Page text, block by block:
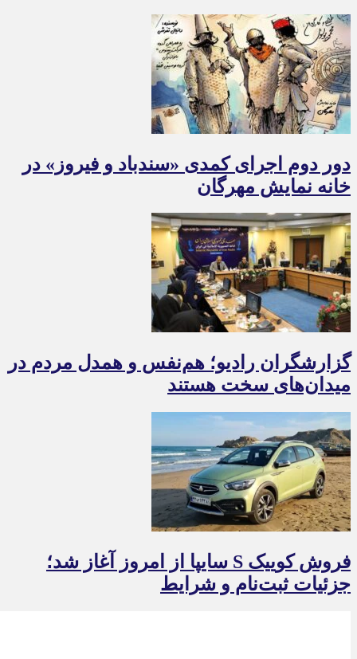
دور دوم اجرای کمدی «سندباد و فیروز» در
خانه نمایش مهرگان
گزارشگران رادیو؛ هم‌نفس و همدل مردم در
میدان‌های سخت هستند
فروش کوییک S سایپا از امروز آغاز شد؛
جزئیات ثبت‌نام و شرایط